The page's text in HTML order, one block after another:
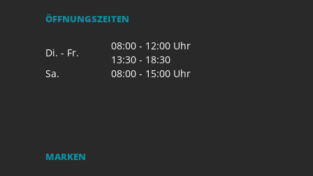
ÖFFNUNGSZEITEN
Di. - Fr.
08:00 - 12:00 Uhr
13:30 - 18:30
Sa.
08:00 - 15:00 Uhr
MARKEN